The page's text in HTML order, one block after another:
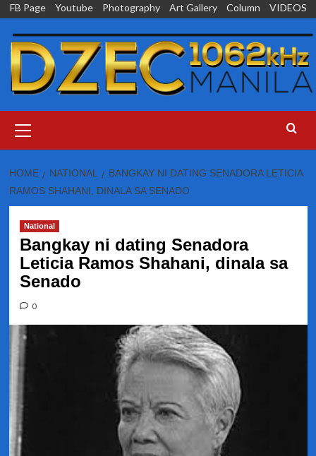
Skip
content
FB Page Youtube Photography Art Gallery Column VIDEOS
Menu
HOME NATIONAL
BANGKAY NI DATING SENADORA LETICIA
RAMOS SHAHANI, DINALA SA SENADO
National
Bangkay ni dating Senadora
Leticia Ramos Shahani, dinala sa
Senado
0